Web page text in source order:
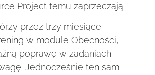
Project temu zaprzeczają.
przez trzy miesiące
w module Obecności,
poprawę w zadaniach
Jednocześnie ten sam